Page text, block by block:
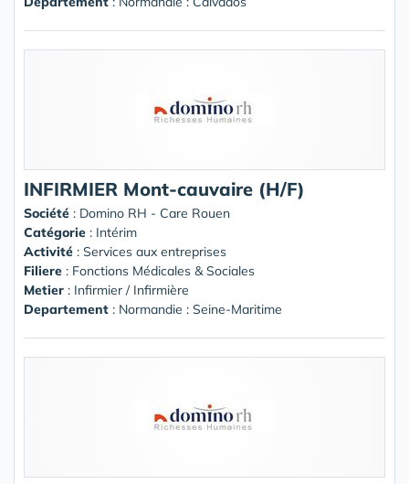
INFIRMIER Mont-cauvaire (H/F)
Société : Domino RH - Care Rouen
Catégorie : Intérim
Activité : Services aux entreprises
Filiere : Fonctions Médicales & Sociales
Metier : Infirmier / Infirmière
Departement : Normandie : Seine-Maritime